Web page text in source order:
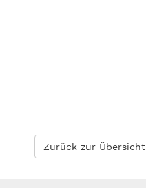
Zurück zur Übersicht